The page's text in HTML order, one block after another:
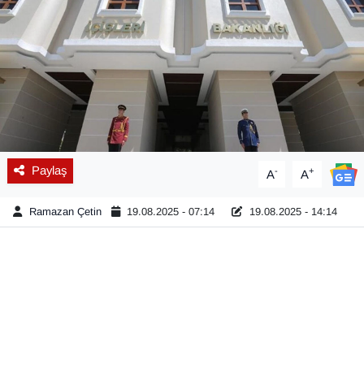
Paylaş A- A+
Ramazan Çetin 19.08.2025 - 07:14 19.08.2025 - 14:14
DÜNYA
EĞİTİM
EKONOMİ
Eleman